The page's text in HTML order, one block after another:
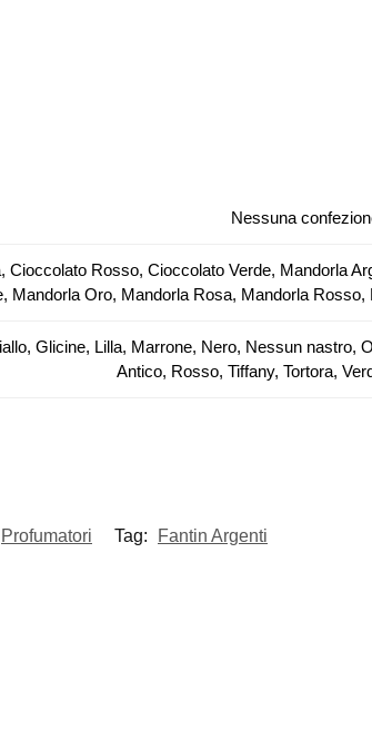
Nessuna
Rosso, Cioccolato Verde, Mandorla
Mandorla Oro, Mandorla Rosa, Mandorla Rosso,
Glicine, Lilla, Marrone, Nero, Nessun nastro,
Antico, Rosso, Tiffany, Tortora,
Profumatori Tag: Fantin Argenti